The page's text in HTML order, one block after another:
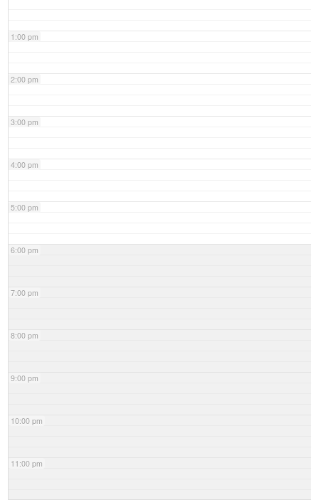
1:00 pm
2:00 pm
3:00 pm
4:00 pm
5:00 pm
6:00 pm
7:00 pm
8:00 pm
9:00 pm
10:00 pm
11:00 pm